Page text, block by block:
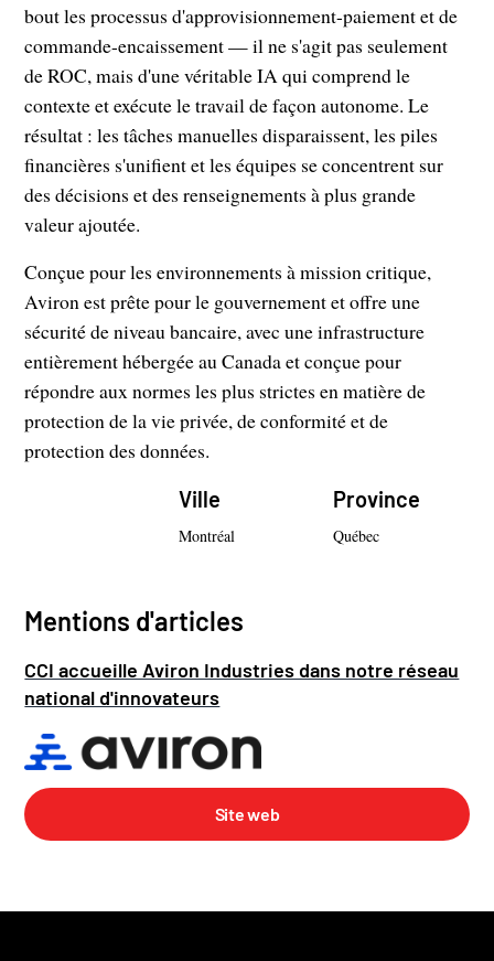
Site web
bout les processus d'approvisionnement-paiement et de
commande-encaissement — il ne s'agit pas seulement
de ROC, mais d'une véritable IA qui comprend le
contexte et exécute le travail de façon autonome. Le
résultat : les tâches manuelles disparaissent, les piles
financières s'unifient et les équipes se concentrent sur
des décisions et des renseignements à plus grande
valeur ajoutée.
Conçue pour les environnements à mission critique,
Aviron est prête pour le gouvernement et offre une
sécurité de niveau bancaire, avec une infrastructure
entièrement hébergée au Canada et conçue pour
répondre aux normes les plus strictes en matière de
protection de la vie privée, de conformité et de
protection des données.
Ville
Montréal
Province
Québec
Mentions d'articles
CCI accueille Aviron Industries dans notre réseau
national d'innovateurs